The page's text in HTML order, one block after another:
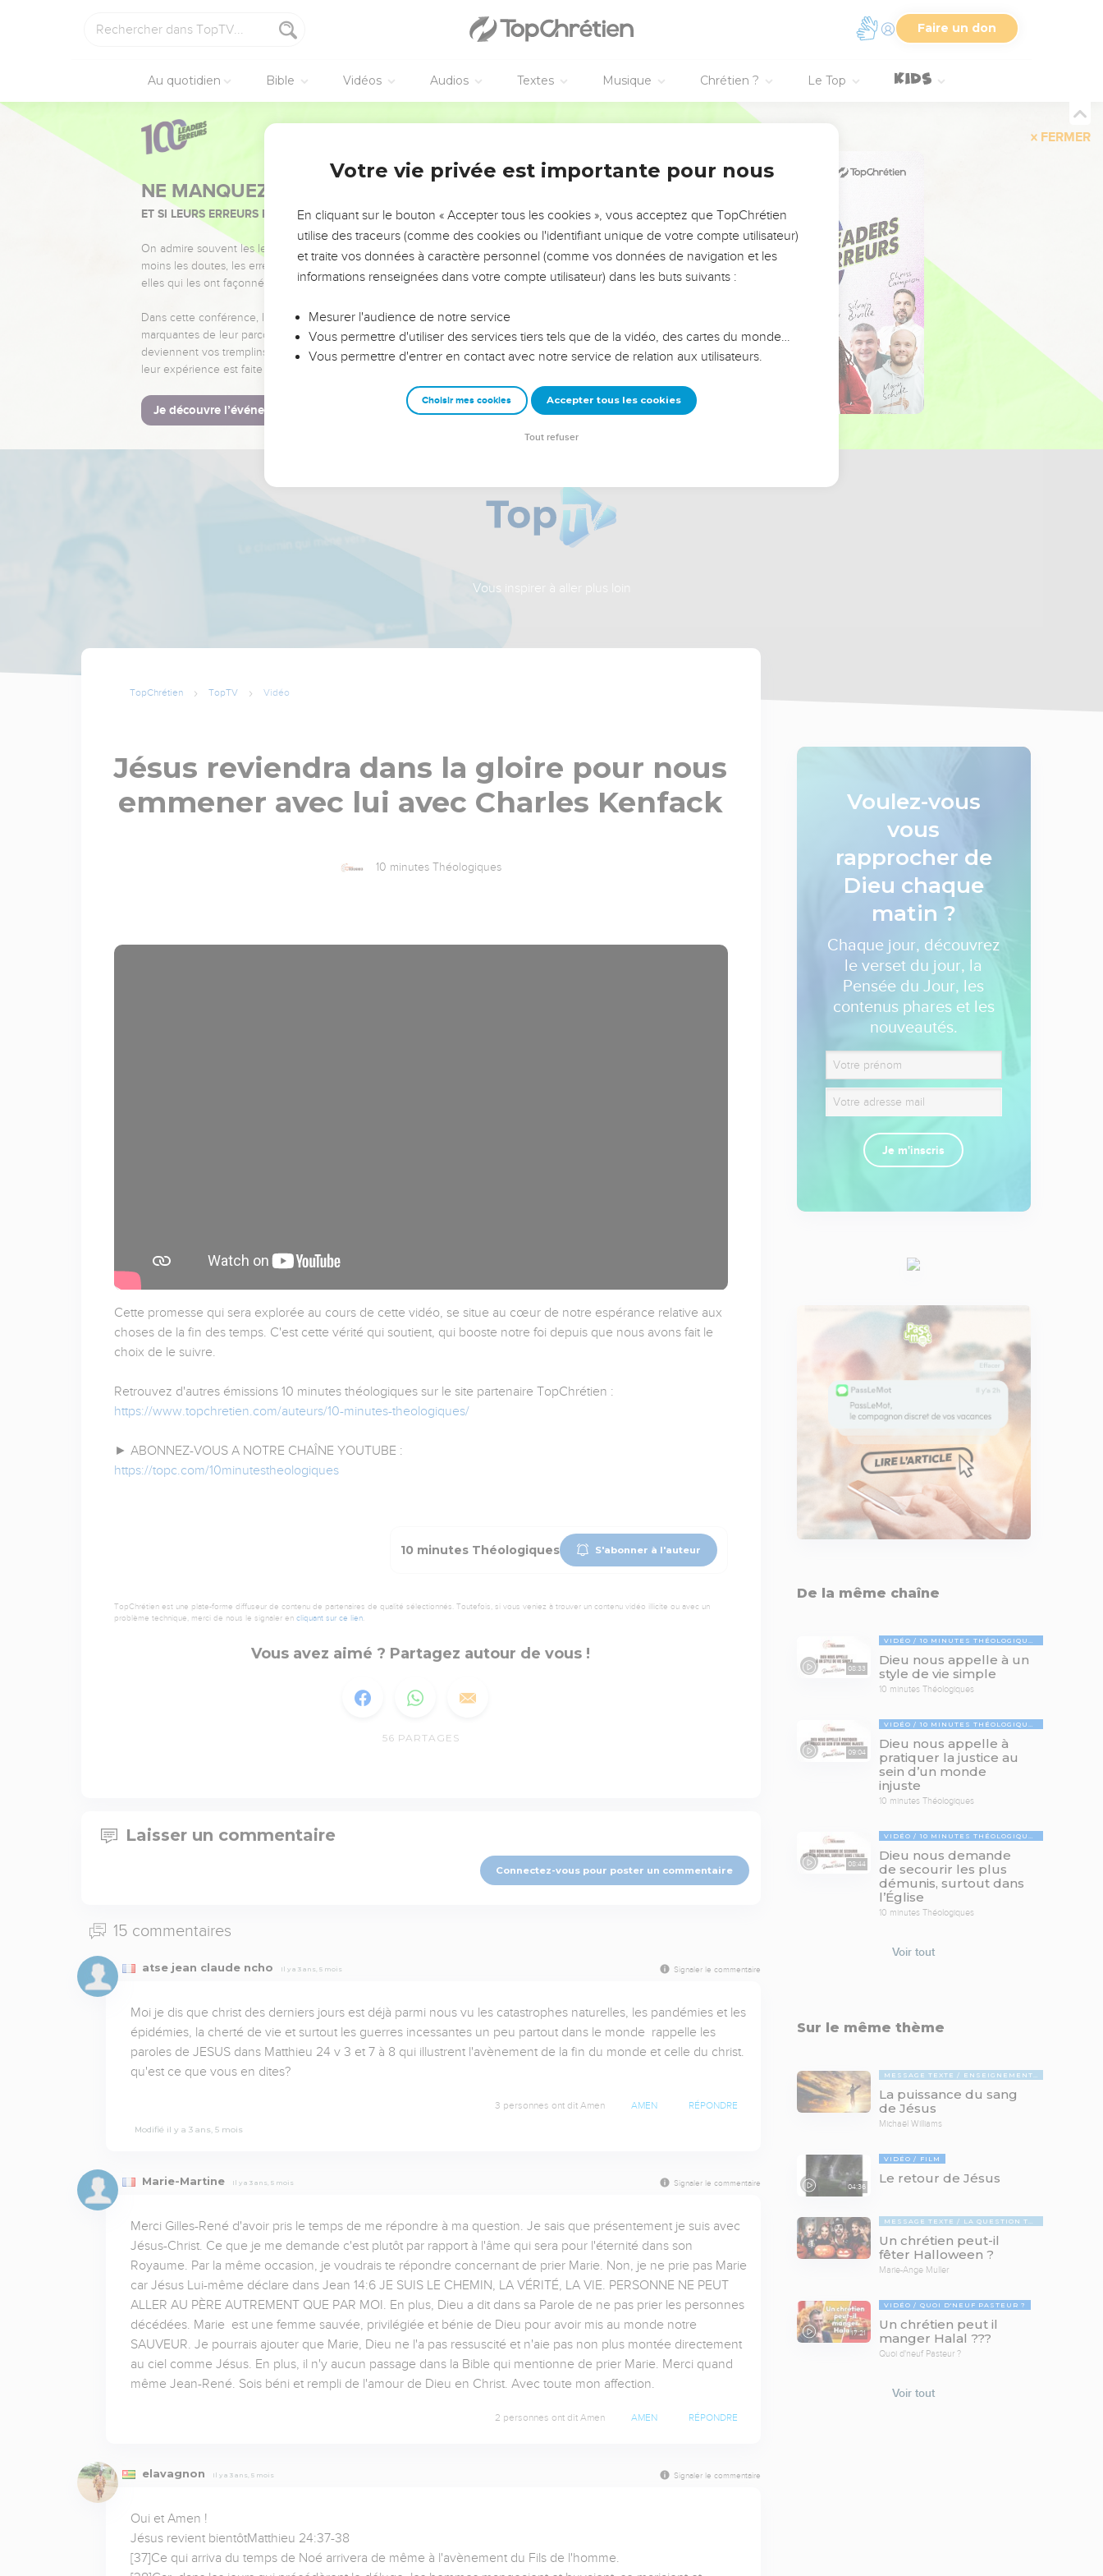
Faire un don
Au quotidien Bible Vidéos Audios Textes Musique Chrétien ? Le Top
FERMER
NE MANQUEZ PAS L’ÉVÉNEMENT DE L’ANNÉE !
ET SI LEURS ERREURS POUVAIENT VOUS ÉVITER LES VOTRES ?
On admire souvent les leaders pour leurs réussites, leur impact, leur foi ou leur vision. Mais on voit
moins les doutes, les erreurs et les saisons difficiles qu'ils ont traversés, alors même que ce sont
elles qui les ont façonnés.
Dans cette conférence, leaders, entrepreneurs, et responsables reviennent sur les erreurs
marquantes de leur parcours et les clés pour avancer avec plus de sagesse afin que leurs erreurs
deviennent vos tremplins. Que vous guidiez un ministère, une équipe, un groupe ou une famille,
leur expérience est faite pour vous.
Je découvre l’événement
Vous inspirer à aller plus loin
TopChrétien TopTV Vidéo
Jésus reviendra dans la gloire pour nous
emmener avec lui avec Charles Kenfack
10 minutes Théologiques
Cette promesse qui sera explorée au cours de cette vidéo, se situe au cœur de notre espérance relative aux
choses de la fin des temps. C'est cette vérité qui soutient, qui booste notre foi depuis que nous avons fait le
choix de le suivre.
Retrouvez d'autres émissions 10 minutes théologiques sur le site partenaire TopChrétien :
https://www.topchretien.com/auteurs/10-minutes-theologiques/
► ABONNEZ-VOUS A NOTRE CHAÎNE YOUTUBE :
https://topc.com/10minutestheologiques
10 minutes Théologiques S'abonner à l'auteur
TopChrétien est une plate-forme diffuseur de contenu de partenaires de qualité sélectionnés. Toutefois, si vous veniez à trouver un contenu vidéo illicite ou avec un
problème technique, merci de nous le signaler en cliquant sur ce lien.
Vous avez aimé ? Partagez autour de vous !
56 PARTAGES
Laisser un commentaire
Connectez-vous pour poster un commentaire
15 commentaires
atse jean claude ncho Il y a 3 ans, 5 mois Signaler le commentaire
Moi je dis que christ des derniers jours est déjà parmi nous vu les catastrophes naturelles, les pandémies et les
épidémies, la cherté de vie et surtout les guerres incessantes un peu partout dans le monde  rappelle les
paroles de JESUS dans Matthieu 24 v 3 et 7 à 8 qui illustrent l'avènement de la fin du monde et celle du christ.
qu'est ce que vous en dites?
3 personnes ont dit Amen AMEN RÉPONDRE
Modifié il y a 3 ans, 5 mois
Marie-Martine Il y a 3 ans, 5 mois Signaler le commentaire
Merci Gilles-René d'avoir pris le temps de me répondre à ma question. Je sais que présentement je suis avec
Jésus-Christ. Ce que je me demande c'est plutôt par rapport à l'âme qui sera pour l'éternité dans son
Royaume. Par la même occasion, je voudrais te répondre concernant de prier Marie. Non, je ne prie pas Marie
car Jésus Lui-même déclare dans Jean 14:6 JE SUIS LE CHEMIN, LA VÉRITÉ, LA VIE. PERSONNE NE PEUT
ALLER AU PÈRE AUTREMENT QUE PAR MOI. En plus, Dieu a dit dans sa Parole de ne pas prier les personnes
décédées. Marie  est une femme sauvée, privilégiée et bénie de Dieu pour avoir mis au monde notre
SAUVEUR. Je pourrais ajouter que Marie, Dieu ne l'a pas ressuscité et n'aie pas non plus montée directement
au ciel comme Jésus. En plus, il n'y aucun passage dans la Bible qui mentionne de prier Marie. Merci quand
même Jean-René. Sois béni et rempli de l'amour de Dieu en Christ. Avec toute mon affection.
2 personnes ont dit Amen AMEN RÉPONDRE
elavagnon Il y a 3 ans, 5 mois Signaler le commentaire
Oui et Amen !
Jésus revient bientôtMatthieu 24:37-38
[37]Ce qui arriva du temps de Noé arrivera de même à l'avènement du Fils de l'homme.
Voulez-vous
vous
rapprocher de
Dieu chaque
matin ?
Chaque jour, découvrez
le verset du jour, la
Pensée du Jour, les
contenus phares et les
nouveautés.
Je m'inscris
De la même chaîne
08:33
VIDÉO 10 MINUTES THÉOLOGIQUES
Dieu nous appelle à un
style de vie simple
10 minutes Théologiques
09:04
VIDÉO 10 MINUTES THÉOLOGIQUES
Dieu nous appelle à
pratiquer la justice au
sein d’un monde
injuste
10 minutes Théologiques
08:44
VIDÉO 10 MINUTES THÉOLOGIQUES
Dieu nous demande
de secourir les plus
démunis, surtout dans
l’Église
10 minutes Théologiques
Voir tout
Sur le même thème
MESSAGE TEXTE ENSEIGNEMENTS BIBLIQUES
La puissance du sang
de Jésus
Michaël Williams
04:36
VIDÉO FILM
Le retour de Jésus
MESSAGE TEXTE LA QUESTION TABOUE
Un chrétien peut-il
fêter Halloween ?
Marie-Ange Muller
17:21
VIDÉO QUOI D'NEUF PASTEUR ?
Un chrétien peut il
manger Halal ???
Quoi d'neuf Pasteur ?
Voir tout
Votre vie privée est importante pour nous
En cliquant sur le bouton « Accepter tous les cookies », vous acceptez que TopChrétien
utilise des traceurs (comme des cookies ou l'identifiant unique de votre compte utilisateur)
et traite vos données à caractère personnel (comme vos données de navigation et les
informations renseignées dans votre compte utilisateur) dans les buts suivants :
Mesurer l'audience de notre service
Vous permettre d'utiliser des services tiers tels que de la vidéo, des cartes du monde…
Vous permettre d'entrer en contact avec notre service de relation aux utilisateurs.
Choisir mes cookies Accepter tous les cookies
Tout refuser